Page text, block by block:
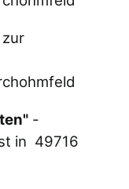
zur
-
in 49716